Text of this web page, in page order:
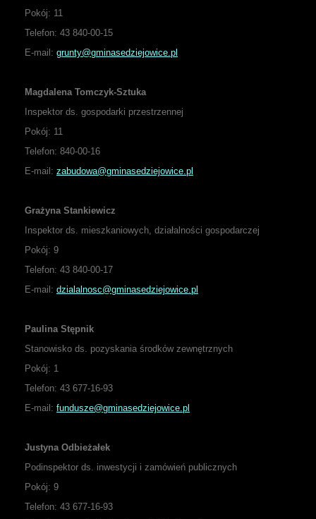
Pokój: 11
Telefon: 43 840-00-15
E-mail: grunty@gminasedziejowice.pl
Magdalena Tomczyk-Sztuka
Inspektor ds. gospodarki przestrzennej
Pokój: 11
Telefon: 840-00-16
E-mail: zabudowa@gminasedziejowice.pl
Grażyna Stankiewicz
Inspektor ds. mieszkaniowych, działalności gospodarczej
Pokój: 9
Telefon: 43 840-00-17
E-mail: dzialalnosc@gminasedziejowice.pl
Paulina Stępnik
Stanowisko ds. pozyskania środków zewnętrznych
Pokój: 1
Telefon: 43 677-16-93
E-mail: fundusze@gminasedziejowice.pl
Justyna Odbieżałek
Podinspektor ds. inwestycji i zamówień publicznych
Pokój: 9
Telefon: 43 677-16-93